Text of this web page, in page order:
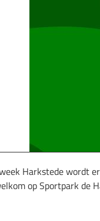
Harkstede wordt
op Sportpark de